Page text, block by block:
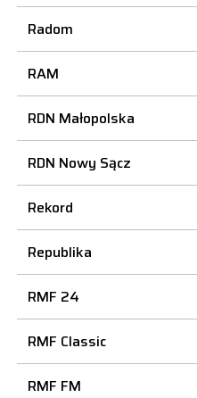
Radom
RAM
RDN Małopolska
RDN Nowy Sącz
Rekord
Republika
RMF 24
RMF Classic
RMF FM